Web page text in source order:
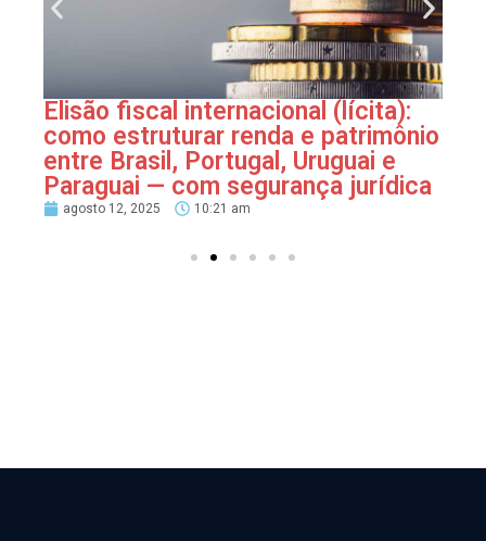
Elisão fiscal internacional (lícita):
como estruturar renda e patrimônio
entre Brasil, Portugal, Uruguai e
Paraguai — com segurança jurídica
agosto 12, 2025 10:21 am